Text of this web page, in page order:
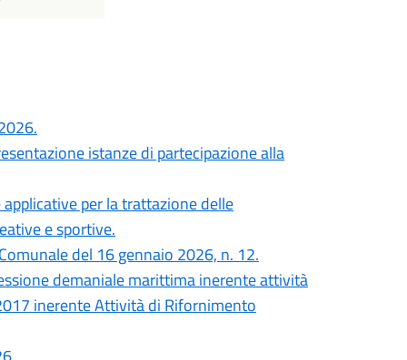
istanze di partecipazione alla
per la trattazione delle
e sportive.
del 16 gennaio 2026, n. 12.
demaniale marittima inerente attività
inerente Attività di Rifornimento